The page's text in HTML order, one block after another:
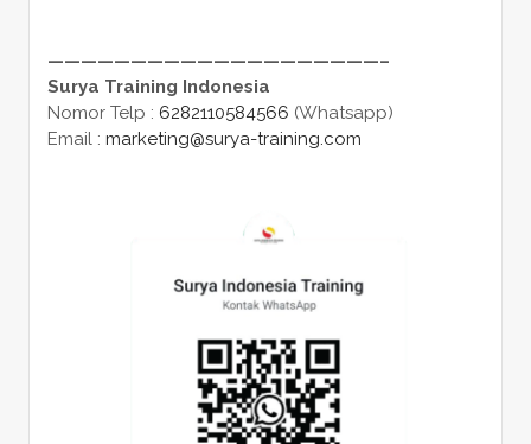
————————————————————–
Surya Training Indonesia
Nomor Telp : 6282110584566 (Whatsapp)
Email : marketing@surya-training.com